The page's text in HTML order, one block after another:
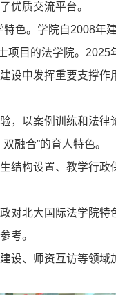
优质交流平台。
色。学院自2008年
项目的法学院。2025
设中发挥重要支撑作
，以案例训练和法律
融合”的育人特色。
结构设置、教学行政
对北大国际法学院特
考。
设、师资互访等领域